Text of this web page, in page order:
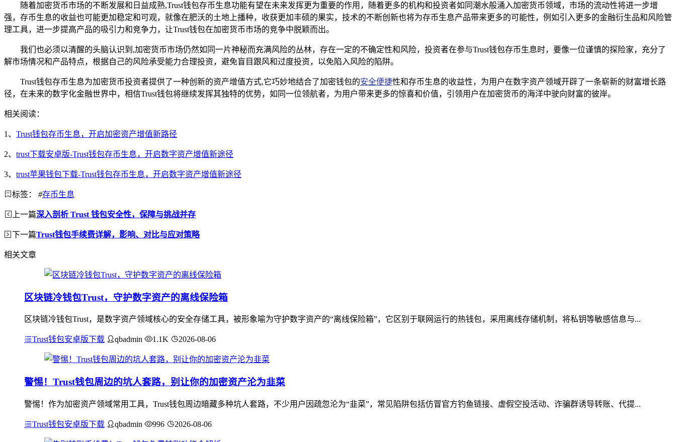
随着加密货币市场的不断发展和日益成熟,Trust钱包存币生息功能有望在未来发挥更为重要的作用，随着更多的机构和投资者如同潮水般涌入加密货币领域，市场的流动性将进一步增
强，存币生息的收益也可能更加稳定和可观，就像在肥沃的土地上播种，收获更加丰硕的果实，技术的不断创新也将为存币生息产品带来更多的可能性，例如引入更多的金融衍生品和风险管
理工具，进一步提高产品的吸引力和竞争力，让Trust钱包在加密货币市场的竞争中脱颖而出。
我们也必须以清醒的头脑认识到,加密货币市场仍然如同一片神秘而充满风险的丛林，存在一定的不确定性和风险，投资者在参与Trust钱包存币生息时，要像一位谨慎的探险家，充分了
解市场情况和产品特点，根据自己的风险承受能力合理投资，避免盲目跟风和过度投资，以免陷入风险的陷阱。
Trust钱包存币生息为加密货币投资者提供了一种创新的资产增值方式,它巧妙地结合了加密钱包的安全便捷性和存币生息的收益性，为用户在数字资产领域开辟了一条崭新的财富增长路
径，在未来的数字化金融世界中，相信Trust钱包将继续发挥其独特的优势，如同一位领航者，为用户带来更多的惊喜和价值，引领用户在加密货币的海洋中驶向财富的彼岸。
相关阅读：
1、 Trust钱包存币生息，开启加密资产增值新路径
2、 trust下载安卓版-Trust钱包存币生息，开启数字资产增值新途径
3、 trust苹果钱包下载-Trust钱包存币生息，开启数字资产增值新途径
标签： #存币生息
上一篇深入剖析 Trust 钱包安全性，保障与挑战并存
下一篇Trust钱包手续费详解，影响、对比与应对策略
相关文章
区块链冷钱包Trust，守护数字资产的离线保险箱
区块链冷钱包Trust，是数字资产领域核心的安全存储工具，被形象喻为守护数字资产的“离线保险箱”，它区别于联网运行的热钱包，采用离线存储机制，将私钥等敏感信息与...
Trust钱包安卓版下载 qbadmin 1.1K 2026-08-06
警惕！Trust钱包周边的坑人套路，别让你的加密资产沦为韭菜
警惕！作为加密资产领域常用工具，Trust钱包周边暗藏多种坑人套路，不少用户因疏忽沦为“韭菜”，常见陷阱包括仿冒官方钓鱼链接、虚假空投活动、诈骗群诱导转账、代提...
Trust钱包安卓版下载 qbadmin 996 2026-08-06